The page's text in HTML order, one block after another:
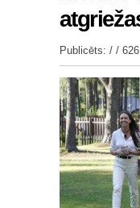
Publicēts: / /